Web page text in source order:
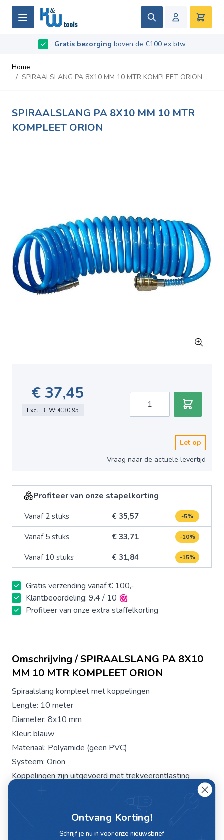
Ga naar de inhoud
Zoek
B2B / Grotere aantallen bestellen?
vraag naar de
voorwaarden
Beoordeeld met9.5/10- Gebaseerd op 669 recensies
Home
/ SPIRAALSLANG PA 8X10 MM 10 MTR KOMPLEET ORION
SPIRAALSLANG PA 8X10 MM 10 MTR
KOMPLEET ORION
€ 37,45
Excl. BTW: € 30,95
Let op
Vraag naar de actuele levertijd
Profiteer van onze stapelkorting
Vanaf 2 stuks € 35,57 -5%
Vanaf 5 stuks € 33,71 -10%
Vanaf 10 stuks € 31,84 -15%
Gratis verzending vanaf € 100,-
Klantbeoordeling: 9.4 / 10
Profiteer van onze extra staffelkorting
Omschrijving / SPIRAALSLANG PA 8X10
MM 10 MTR KOMPLEET ORION
Spiraalslang kompleet met koppelingen
Lengte: 10 meter
Diameter: 8x10 mm
Kleur: blauw
Materiaal: Polyamide (geen PVC)
Systeem: Orion
Koppelingen zijn uitgevoerd met trekveerontlasting
Specificaties
Ontvang Korting!
Schrijf je nu in voor onze nieuwsbrief